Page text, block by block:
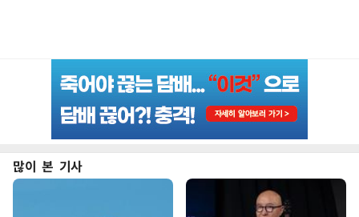
많이 본 기사